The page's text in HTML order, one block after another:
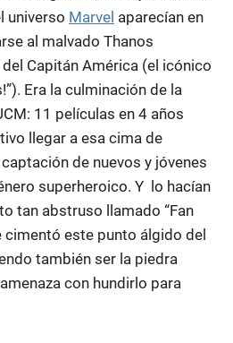
universo Marvel aparecían en
al malvado Thanos
Capitán América (el icónico
Era la culminación de la
11 películas en 4 años
llegar a esa cima de
de nuevos y jóvenes
superheroico. Y lo hacían
tan abstruso llamado “Fan
cimentó este punto álgido del
también ser la piedra
con hundirlo para